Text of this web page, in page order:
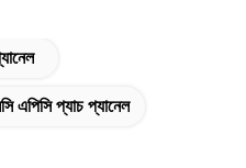
এপিসি প্যাচ প্যানেল